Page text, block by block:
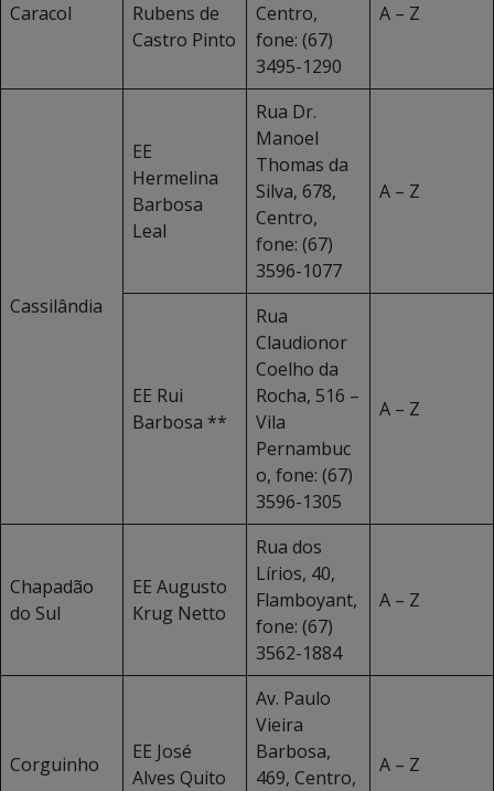
Caracol
Rubens de
Castro Pinto
Centro,
fone: (67)
3495-1290
A – Z
Cassilândia
EE
Hermelina
Barbosa
Leal
Rua Dr.
Manoel
Thomas da
Silva, 678,
Centro,
fone: (67)
3596-1077
A – Z
EE Rui
Barbosa **
Rua
Claudionor
Coelho da
Rocha, 516 –
Vila
Pernambuc
o, fone: (67)
3596-1305
A – Z
Chapadão
do Sul
EE Augusto
Krug Netto
Rua dos
Lírios, 40,
Flamboyant,
fone: (67)
3562-1884
A – Z
Corguinho
EE José
Alves Quito
Av. Paulo
Vieira
Barbosa,
469, Centro,
A – Z